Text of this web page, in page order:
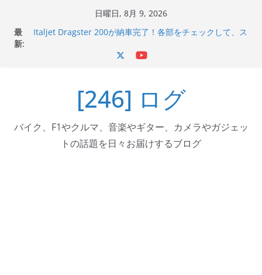
日曜日, 8月 9, 2026
最
新:
コーナリングが楽しくなった
マホホルダー付けて、ガラスコーティング行って来た
岩手県奥州市へのふるさと納税で KGR HARMONY 南部鉄
器エフェクターが返礼品でもらえる！
[246] ログ
バイク、F1やクルマ、音楽やギター、カメラやガジェッ
トの話題を日々お届けするブログ